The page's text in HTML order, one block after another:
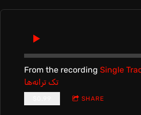
From the recording Single
تک ترانه‌ها
SHARE